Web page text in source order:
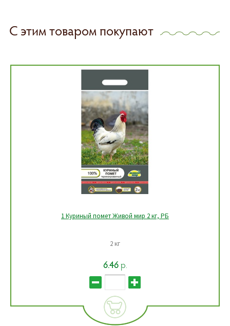
С этим товаром покупают
1 Куриный помет Живой мир 2 кг, РБ
2 кг
6.46р.